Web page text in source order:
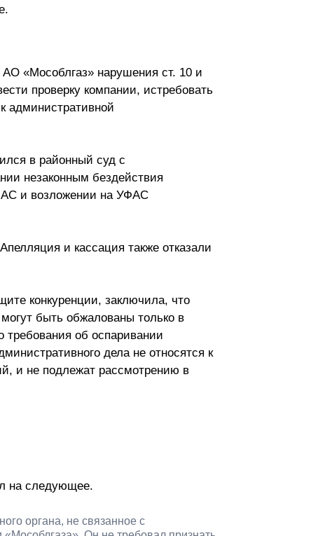
«Мособлгаз» нарушения ст. 10 и
проверку компании, истребовать
административной
в районный суд с
незаконным бездействия
и возложении на УФАС
и кассация также отказали
конкуренции, заключила, что
быть обжалованы только в
об оспаривании
дела не относятся к
и не подлежат рассмотрению в
на следующее.
органа, не связанное с